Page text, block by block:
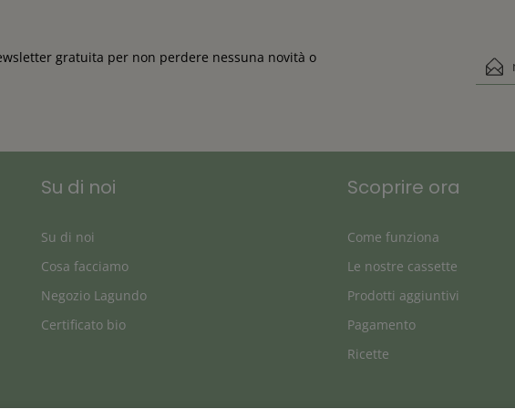
gratuita per non perdere nessuna novità o
Su di noi
Su di noi
Cosa facciamo
Negozio Lagundo
Certificato bio
Scoprire ora
Come funziona
Le nostre cassette
Prodotti aggiuntivi
Pagamento
Ricette